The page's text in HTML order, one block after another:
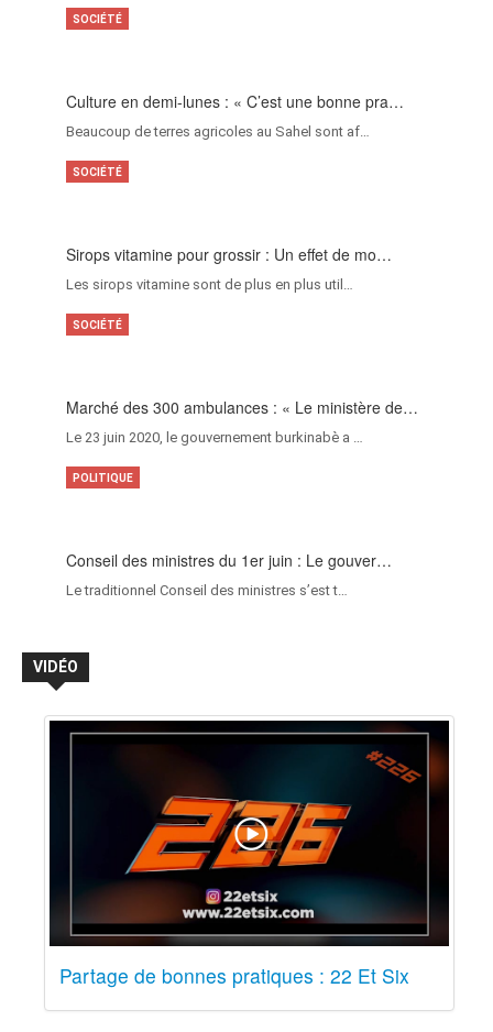
Culture en demi-lunes : « C’est une bonne pra…
Beaucoup de terres agricoles au Sahel sont af…
SOCIÉTÉ
Sirops vitamine pour grossir : Un effet de mo…
Les sirops vitamine sont de plus en plus util…
SOCIÉTÉ
Marché des 300 ambulances : « Le ministère de…
Le 23 juin 2020, le gouvernement burkinabè a …
SOCIÉTÉ
Conseil des ministres du 1er juin : Le gouver…
Le traditionnel Conseil des ministres s’est t…
POLITIQUE
VIDÉO
Partage de bonnes pratiques : 22 Et Six